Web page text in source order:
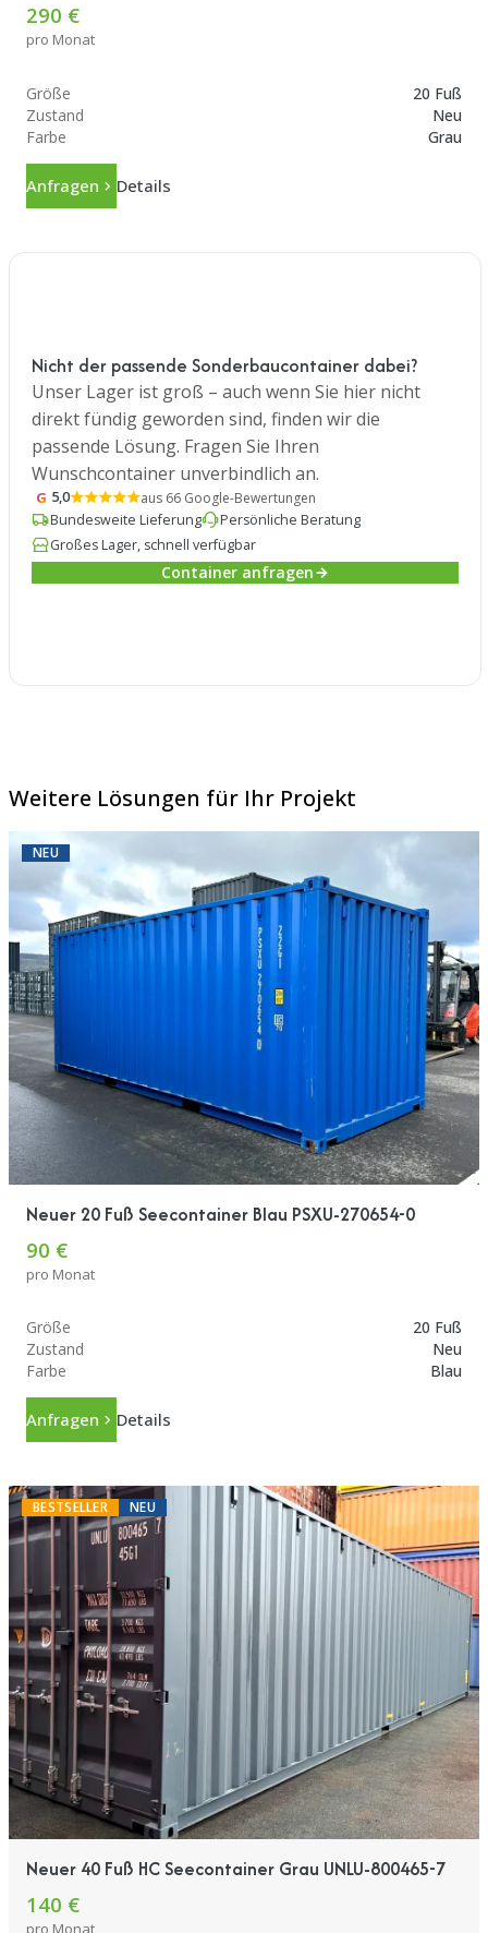
290 €
pro Monat
Größe
20 Fuß
Zustand
Neu
Farbe
Grau
Anfragen Details
Nicht der passende Sonderbaucontainer dabei?
Unser Lager ist groß – auch wenn Sie hier nicht
direkt fündig geworden sind, finden wir die
passende Lösung. Fragen Sie Ihren
Wunschcontainer unverbindlich an.
G 5,0
aus 66 Google-Bewertungen
Bundesweite Lieferung
Persönliche Beratung
Großes Lager, schnell verfügbar
Container anfragen
Weitere Lösungen für Ihr Projekt
NEU
Neuer 20 Fuß Seecontainer Blau PSXU-270654-0
90 €
pro Monat
Größe
20 Fuß
Zustand
Neu
Farbe
Blau
Anfragen Details
BESTSELLER NEU
Neuer 40 Fuß HC Seecontainer Grau UNLU-800465-7
140 €
pro Monat